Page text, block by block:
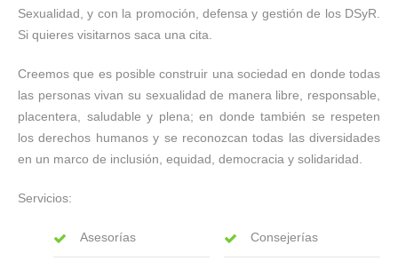
Sexualidad, y con la promoción, defensa y gestión de los DSyR.
Si quieres visitarnos saca una cita.
Creemos que es posible construir una sociedad en donde todas
las personas vivan su sexualidad de manera libre, responsable,
placentera, saludable y plena; en donde también se respeten
los derechos humanos y se reconozcan todas las diversidades
en un marco de inclusión, equidad, democracia y solidaridad.
Servicios:
Asesorías Consejerías